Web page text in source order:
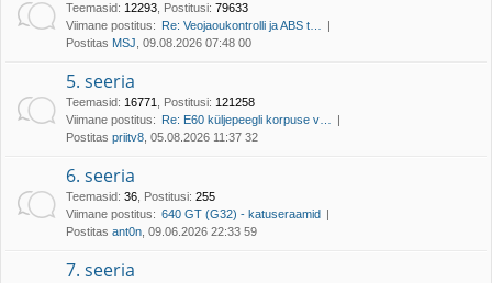
Teemasid: 12293 Postitusi: 79633
Viimane postitus: Re: Veojaoukontrolli ja ABS t…
Postitas MSJ , 09.08.2026 07:48 00
5. seeria
Teemasid: 16771 Postitusi: 121258
Viimane postitus: Re: E60 küljepeegli korpuse v…
Postitas priitv8 , 05.08.2026 11:37 32
6. seeria
Teemasid: 36 Postitusi: 255
Viimane postitus: 640 GT (G32) - katuseraamid
Postitas ant0n , 09.06.2026 22:33 59
7. seeria